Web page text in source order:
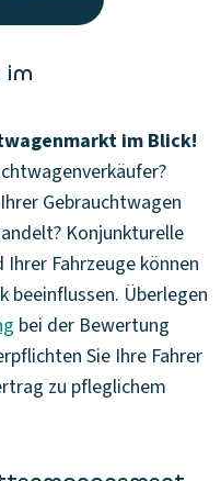
im
im Blick!
Gebrauchtwagen
Konjunkturelle
Fahrzeuge können
beeinflussen. Überlegen
bei der Bewertung
Sie Ihre Fahrer
zu pfleglichem